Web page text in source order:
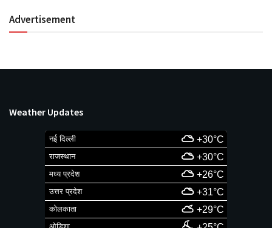
Advertisement
Weather Updates
नई दिल्ली +30°C
राजस्थान +30°C
मध्य प्रदेश +26°C
उत्तर प्रदेश +31°C
कोलकाता +29°C